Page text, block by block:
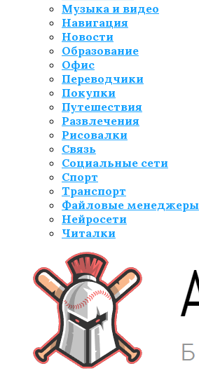
Музыка и видео
Навигация
Новости
Образование
Офис
Переводчики
Покупки
Путешествия
Развлечения
Рисовалки
Связь
Социальные сети
Спорт
Транспорт
Файловые менеджеры
Нейросети
Читалки